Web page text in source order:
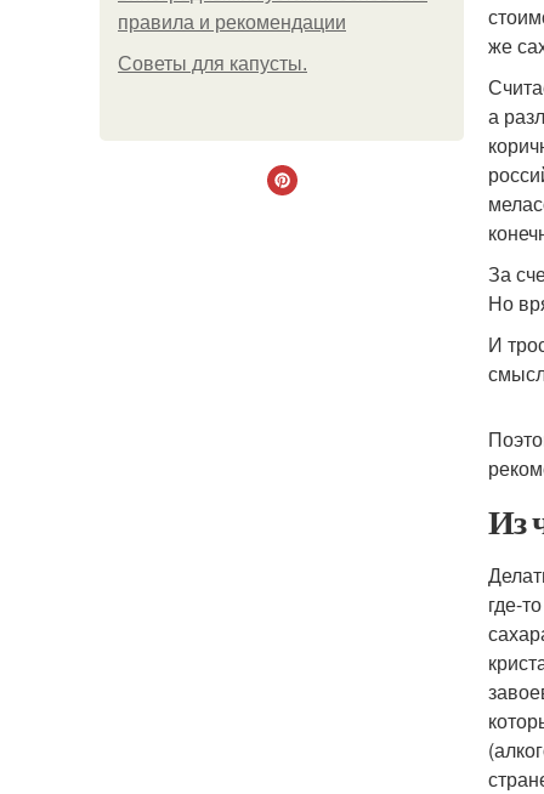
правила и рекомендации
Советы для капусты.
же
а
За
Но
И
Из
где-